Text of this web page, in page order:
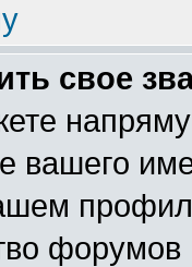
свое
вашего
форумов